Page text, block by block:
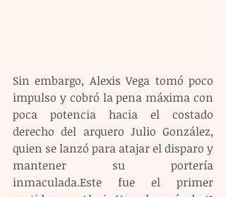
Sin embargo, Alexis Vega tomó poco
impulso y cobró la pena máxima con
poca potencia hacia el costado
derecho del arquero Julio González,
quien se lanzó para atajar el disparo y
mantener su portería
inmaculada.Este fue el primer